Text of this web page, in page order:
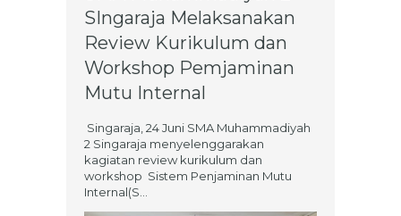
SIngaraja Melaksanakan
Review Kurikulum dan
Workshop Pemjaminan
Mutu Internal
Singaraja, 24 Juni SMA Muhammadiyah
2 Singaraja menyelenggarakan
kagiatan review kurikulum dan
workshop Sistem Penjaminan Mutu
Internal(S...